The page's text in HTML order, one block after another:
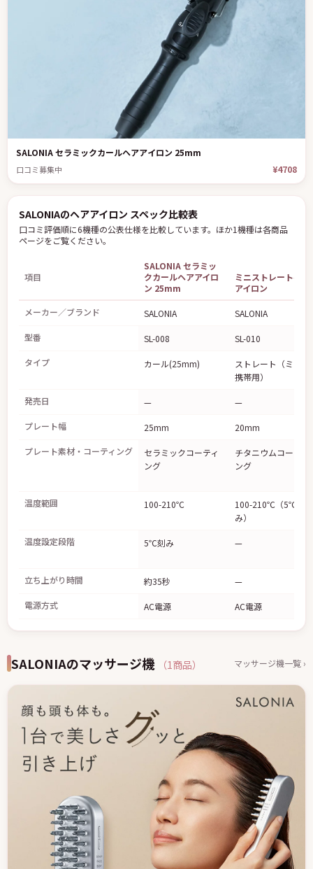
SALONIA セラミックカールヘアアイロン 25mm
口コミ募集中 ¥4708
SALONIAのヘアアイロン スペック比較表
口コミ評価順に6機種の公表仕様を比較しています。ほか1機種は各商品
ページをご覧ください。
項目
SALONIA セラミッ
クカールヘアアイロ
ン 25mm
ミニストレートヘア
アイロン
メーカー／ブランド
SALONIA
SALONIA
型番
SL-008
SL-010
タイプ
カール(25mm)
ストレート（ミニ・
携帯用）
発売日
—
—
プレート幅
25mm
20mm
プレート素材・コーティング
セラミックコーティ
ング
チタニウムコーティ
ング
温度範囲 100-210℃
100-210℃（5℃刻
み）
温度設定段階
5℃刻み —
立ち上がり時間 約35秒
—
電源方式
AC電源 AC電源
SALONIAのマッサージ機 （1商品） マッサージ機一覧 ›